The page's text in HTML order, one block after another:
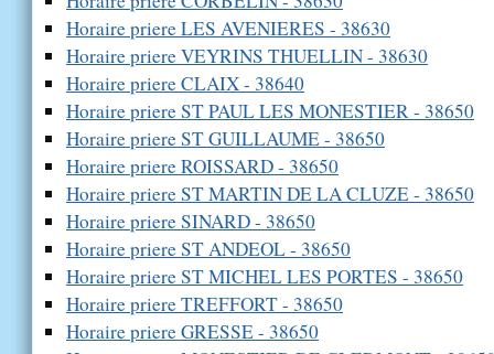
Horaire priere LES AVENIERES - 38630
Horaire priere VEYRINS THUELLIN - 38630
Horaire priere CLAIX - 38640
Horaire priere ST PAUL LES MONESTIER - 38650
Horaire priere ST GUILLAUME - 38650
Horaire priere ROISSARD - 38650
Horaire priere ST MARTIN DE LA CLUZE - 38650
Horaire priere SINARD - 38650
Horaire priere ST ANDEOL - 38650
Horaire priere ST MICHEL LES PORTES - 38650
Horaire priere TREFFORT - 38650
Horaire priere GRESSE - 38650